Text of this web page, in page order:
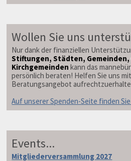
Wollen Sie uns
Nur dank der finanziellen
Stiftungen, Städten, Gemeinden,
Kirchgemeinden kann das
persönlich beraten! Helfen Sie uns
Beratungsangebot
Auf unserer Spenden-Seite finden
Events...
Mitgliederversammlung 2027